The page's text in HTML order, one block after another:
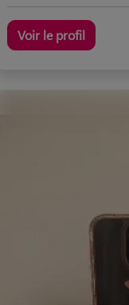
Voir le profil